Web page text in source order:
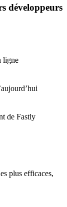
développeurs
ligne
de Fastly
plus efficaces,